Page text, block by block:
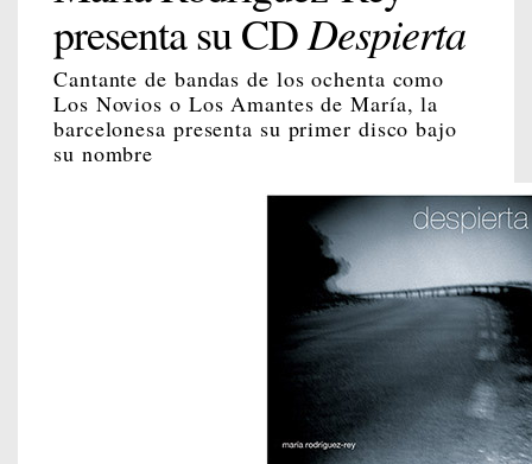
presenta su CDDespierta
Cantante de bandas de los ochenta como
Los Novios o Los Amantes de María, la
barcelonesa presenta su primer disco bajo
su nombre